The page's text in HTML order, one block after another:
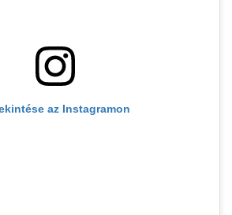
az Instagramon